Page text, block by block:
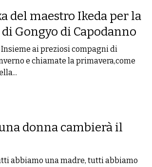
del maestro Ikeda per la
Gongyo di Capodanno
Insieme ai preziosi compagni di
e chiamate la primavera,come
donna cambierà il
abbiamo una madre, tutti abbiamo